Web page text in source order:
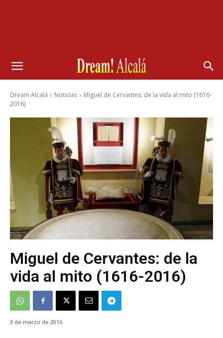
Dream Alcalá Noticias
Miguel de Cervantes: de la vida al mito (1616-
2016)
Miguel de Cervantes: de la
vida al mito (1616-2016)
3 de marzo de 2016